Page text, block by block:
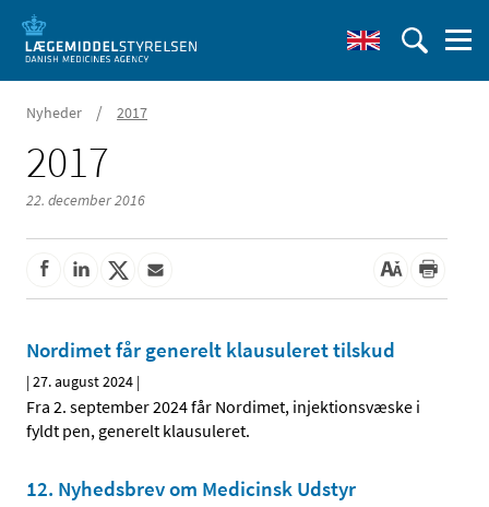
Nyheder / 2017
2017
22. december 2016
Nordimet får generelt klausuleret tilskud
|27. august 2024 |
Fra 2. september 2024 får Nordimet, injektionsvæske i
fyldt pen, generelt klausuleret.
12. Nyhedsbrev om Medicinsk Udstyr